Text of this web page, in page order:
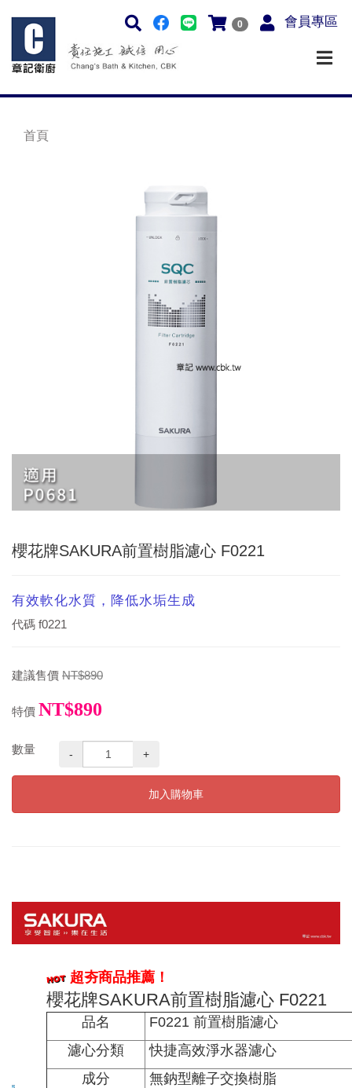
0 會員專區
首頁
櫻花牌SAKURA前置樹脂濾心 F0221
有效軟化水質，降低水垢生成
代碼 f0221
建議售價 NT$890
特價 NT$890
數量 - +
加入購物車
超夯商品推薦！
櫻花牌SAKURA前置樹脂濾心 F0221
品名
F0221 前置樹脂濾心
濾心分類
快捷高效淨水器濾心
成分
無鈉型離子交換樹脂